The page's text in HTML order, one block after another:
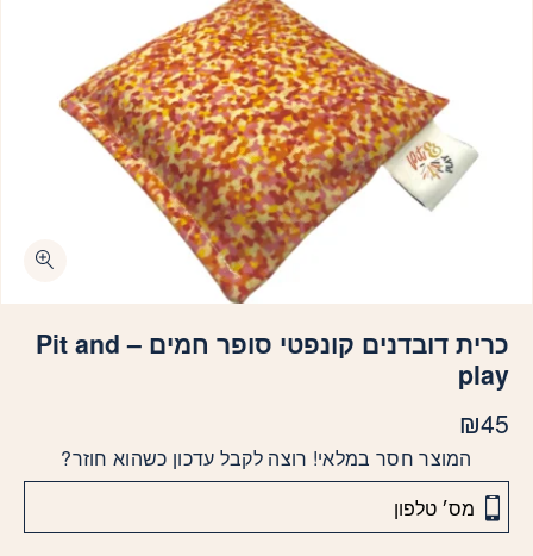
כרית דובדנים קונפטי סופר חמים – Pit and
play
₪45
המוצר חסר במלאי! רוצה לקבל עדכון כשהוא חוזר?